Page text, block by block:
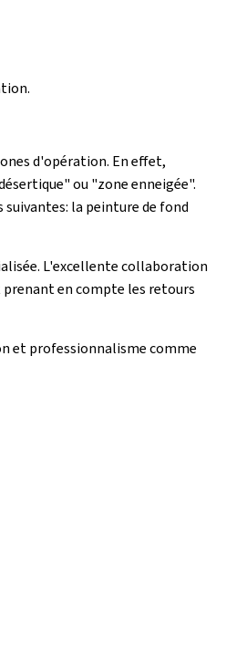
d'opération. En effet,
ou "zone enneigée".
la peinture de fond
L'excellente collaboration
en compte les retours
et professionnalisme comme